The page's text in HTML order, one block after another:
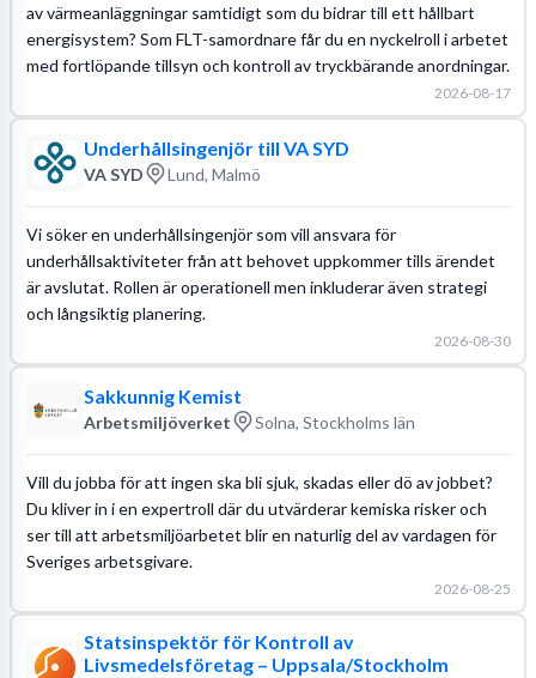
av värmeanläggningar samtidigt som du bidrar till ett hållbart
energisystem? Som FLT-samordnare får du en nyckelroll i arbetet
med fortlöpande tillsyn och kontroll av tryckbärande anordningar.
2026-08-17
Underhållsingenjör till VA SYD
VA SYD Lund, Malmö
Vi söker en underhållsingenjör som vill ansvara för
underhållsaktiviteter från att behovet uppkommer tills ärendet
är avslutat. Rollen är operationell men inkluderar även strategi
och långsiktig planering.
2026-08-30
Sakkunnig Kemist
Arbetsmiljöverket Solna, Stockholms län
Vill du jobba för att ingen ska bli sjuk, skadas eller dö av jobbet?
Du kliver in i en expertroll där du utvärderar kemiska risker och
ser till att arbetsmiljöarbetet blir en naturlig del av vardagen för
Sveriges arbetsgivare.
2026-08-25
Statsinspektör för Kontroll av
Livsmedelsföretag – Uppsala/Stockholm